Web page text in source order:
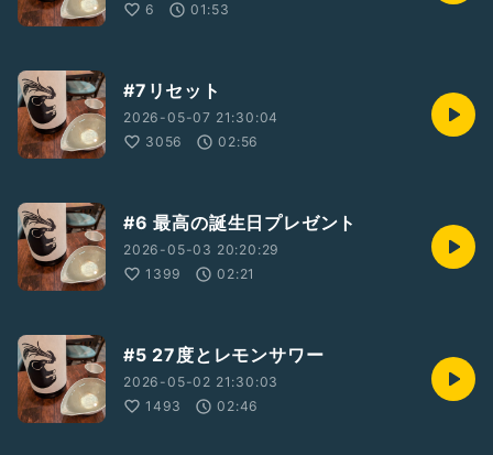
6
01:53
#7リセット
2026-05-07 21:30:04
3056
02:56
#6 最高の誕生日プレゼント
2026-05-03 20:20:29
1399
02:21
#5 27度とレモンサワー
2026-05-02 21:30:03
1493
02:46